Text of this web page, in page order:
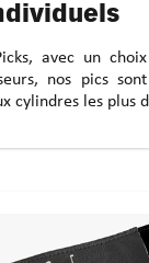
avec un
nos pics
cylindres les plus